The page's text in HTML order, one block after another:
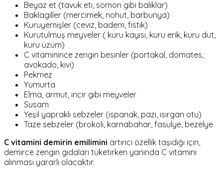
Beyaz et (tavuk eti, somon gibi balıklar)
Baklagiller (mercimek, nohut, barbunya)
Kuruyemişler (ceviz, badem, fıstık)
Kurutulmuş meyveler ( kuru kayısı, kuru erik, kuru dut,
kuru üzüm)
C vitaminince zengin besinler (portakal, domates,
avokado, kivi)
Pekmez
Yumurta
Elma, armut, incir gibi meyveler
Susam
Yeşil yapraklı sebzeler (ıspanak, pazı, ısırgan otu)
Taze sebzeler (brokoli, karnabahar, fasulye, bezelye
C vitamini demirin emilimini artırıcı özellik taşıdığı için,
demirce zengin gıdaları tüketirken yanında C vitamini
alınması yararlı olacaktır.